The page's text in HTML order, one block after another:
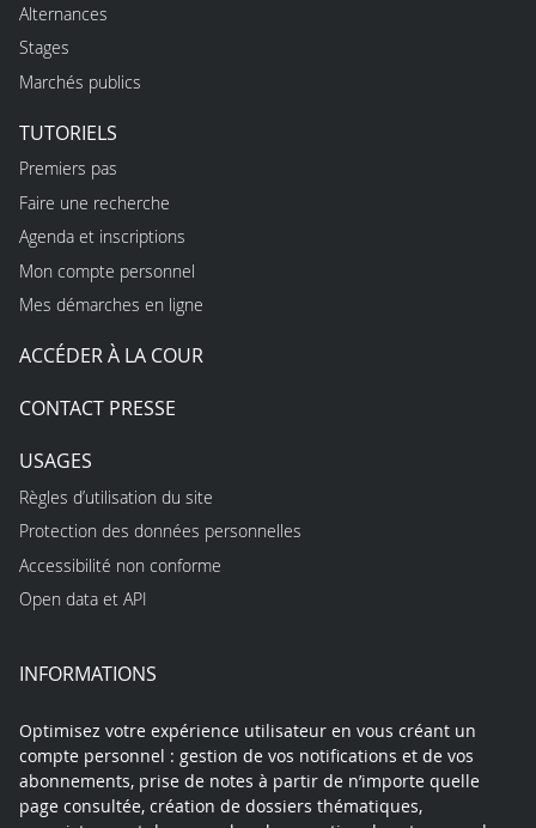
Alternances
Stages
Marchés publics
TUTORIELS
Premiers pas
Faire une recherche
Agenda et inscriptions
Mon compte personnel
Mes démarches en ligne
ACCÉDER À LA COUR
CONTACT PRESSE
USAGES
Règles d’utilisation du site
Protection des données personnelles
Accessibilité non conforme
Open data et API
INFORMATIONS
Optimisez votre expérience utilisateur en vous créant un
compte personnel : gestion de vos notifications et de vos
abonnements, prise de notes à partir de n’importe quelle
page consultée, création de dossiers thématiques,